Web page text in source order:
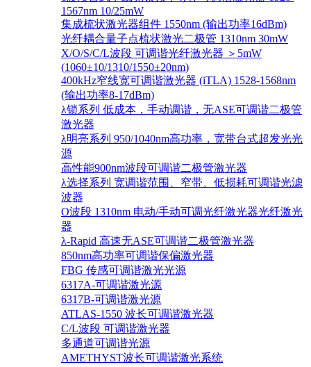
1567nm 10/25mW
集成梳状激光器组件 1550nm (输出功率16dBm)
光纤耦合量子点梳状激光二极管 1310nm 30mW
X/O/S/C/L波段 可调谐光纤激光器 ＞5mW
(1060±10/1310/1550±20nm)
400kHz窄线宽可调谐激光器 (iTLA) 1528-1568nm
(输出功率8-17dBm)
λ锁系列 低成本，手动调谐，无ASE可调谐二极管
激光器
λ明亮系列 950/1040nm高功率，宽带台式超发光光
源
高性能900nm波段可调谐二极管激光器
λ选择系列 宽调谐范围、窄带、低损耗可调谐光滤
波器
O波段 1310nm 电动/手动可调光纤激光器光纤激光
器
λ-Rapid 高速无ASE可调谐二极管激光器
850nm高功率可调谐保偏激光器
FBG 传感可调谐激光光源
6317A-可调谐激光源
6317B-可调谐激光源
ATLAS-1550 波长可调谐激光器
C/L波段 可调谐激光器
多通道可调谐光源
AMETHYST波长可调谐激光系统